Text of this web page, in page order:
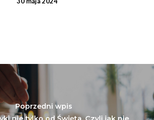
Poprzedni wpis